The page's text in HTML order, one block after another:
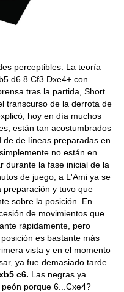
perceptibles. La teoría
d6 8.Cf3 Dxe4+ con
tras la partida, Short
transcurso de la derrota de
hoy en día muchos
están tan acostumbrados
de líneas preparadas en
no están en
durante la fase inicial de la
de juego, a L'Ami ya se
preparación y tuvo que
sobre la posición. En
de movimientos que
rápidamente, pero
es bastante más
vista y en el momento
ya fue demasiado tarde
c6. Las negras ya
porque 6...Cxe4?